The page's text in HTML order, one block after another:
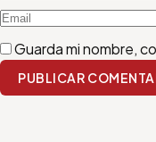
Guarda mi nombre,
PUBLICAR